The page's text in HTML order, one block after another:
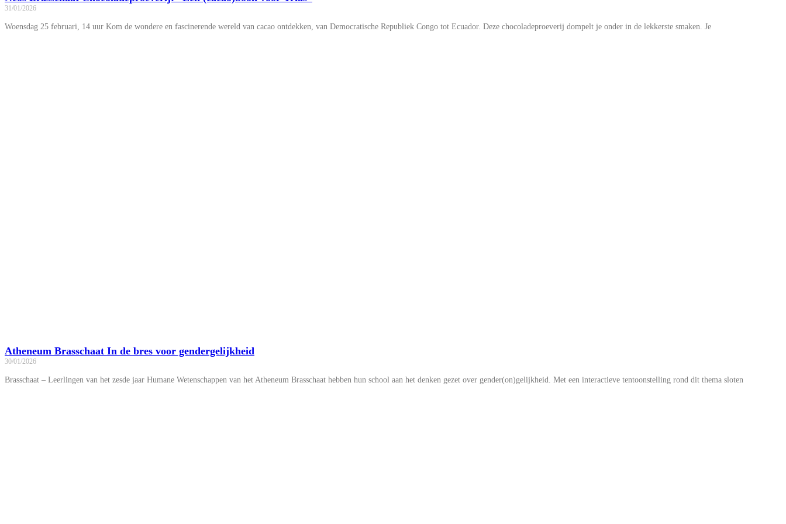
31/01/2026
Woensdag 25 februari, 14 uur Kom de wondere en fascinerende wereld van cacao ontdekken, van Democratische Republiek Congo tot Ecuador. Deze chocoladeproeverij dompelt je onder in de lekkerste smaken. Je
Atheneum Brasschaat In de bres voor gendergelijkheid
30/01/2026
Brasschaat – Leerlingen van het zesde jaar Humane Wetenschappen van het Atheneum Brasschaat hebben hun school aan het denken gezet over gender(on)gelijkheid. Met een interactieve tentoonstelling rond dit thema sloten